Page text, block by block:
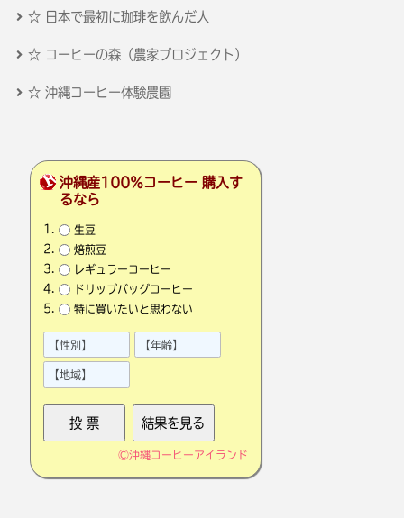
☆ 日本で最初に珈琲を飲んだ人
☆ コーヒーの森（農家プロジェクト）
☆ 沖縄コーヒー体験農園
沖縄産100％コーヒー 購入す
るなら
生豆
焙煎豆
レギュラーコーヒー
ドリップバッグコーヒー
特に買いたいと思わない
©沖縄コーヒーアイランド